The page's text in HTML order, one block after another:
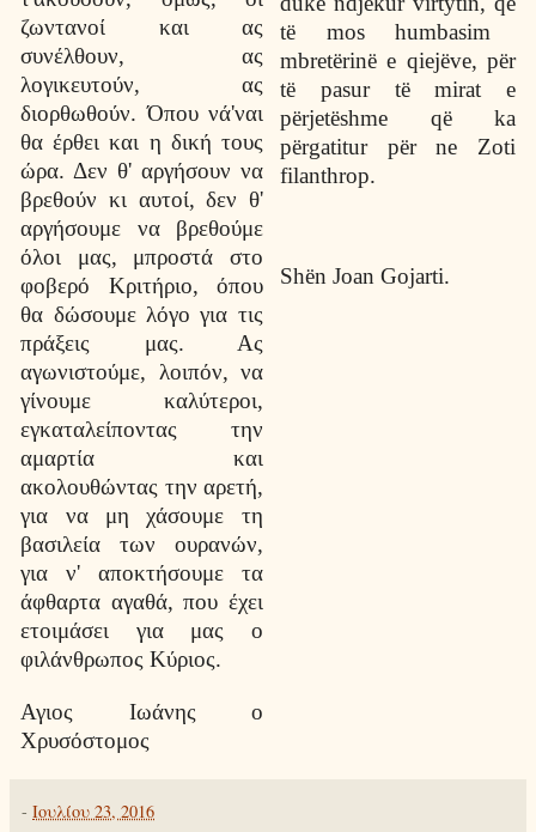
ζωντανοί και ας
συνέλθουν, ας
λογικευτούν, ας
διορθωθούν. Όπου νά'ναι
θα έρθει και η δική τους
ώρα. Δεν θ' αργήσουν να
βρεθούν κι αυτοί, δεν θ'
αργήσουμε να βρεθούμε
όλοι μας, μπροστά στο
φοβερό Κριτήριο, όπου
θα δώσουμε λόγο για τις
πράξεις μας. Ας
αγωνιστούμε, λοιπόν, να
γίνουμε καλύτεροι,
εγκαταλείποντας την
αμαρτία και
ακολουθώντας την αρετή,
για να μη χάσουμε τη
βασιλεία των ουρανών,
για ν' αποκτήσουμε τα
άφθαρτα αγαθά, που έχει
ετοιμάσει για μας ο
φιλάνθρωπος Κύριος.
Αγιος Ιωάνης ο
Χρυσόστομος
të mos humbasim
mbretërinë e qiejëve, për
të pasur tëmirat e
përjetëshme qëka
përgatitur për ne Zoti
filanthrop.
Shën Joan Gojarti.
- Ιουλίου 23, 2016